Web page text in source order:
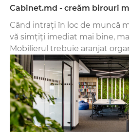
Cabinet.md - creăm birouri
Când intrați în loc de muncă
vă simțiți imediat mai bine,
Mobilierul trebuie aranjat
să fie plăcute ochiului.